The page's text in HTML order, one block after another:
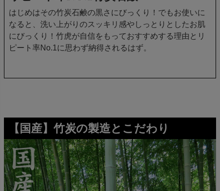
はじめはその竹炭石鹸の黒さにびっくり！でもお使いに
なると、洗い上がりのスッキリ感やしっとりとしたお肌
にびっくり！竹虎が自信をもっておすすめする理由とリ
ピート率No.1に思わず納得されるはず。
【国産】竹炭の製造とこだわり